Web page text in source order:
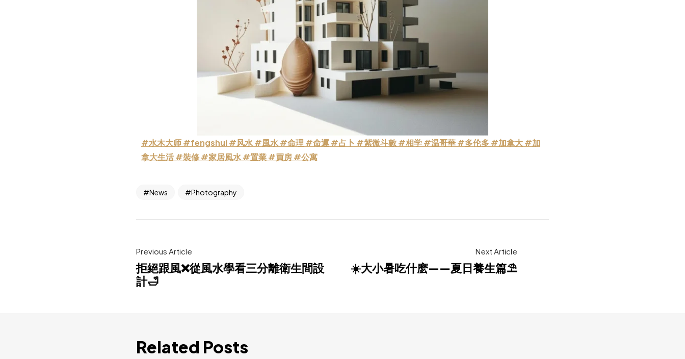
#水木大师#fengshui#风水#風水#命理 #命運 #占卜 #紫微斗數#相学#温哥華#多伦多 #加拿大#加
拿大生活#裝修#家居風水#置業#買房#公寓
News Photography
Previous Article
拒絕跟風❌從風水學看三分離衛生間設
計🛁
Next Article
☀️大小暑吃什麽——夏日養生篇⛱️
Related Posts